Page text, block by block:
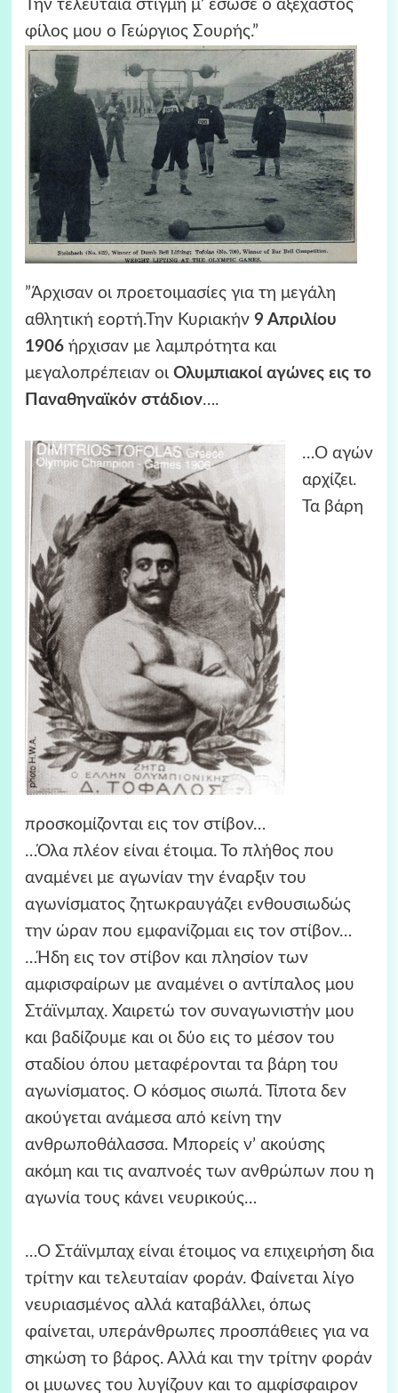
Την τελευταία στιγμή μ’ έσωσε ο αξέχαστος
φίλος μου ο Γεώργιος Σουρής.”
”Άρχισαν οι προετοιμασίες για τη μεγάλη
αθλητική εορτή.Την Κυριακήν 9 Απριλίου
1906ήρχισαν με λαμπρότητα και
μεγαλοπρέπειαν οι Ολυμπιακοί αγώνες εις το
Παναθηναϊκόν στάδιον….
…Ο αγών
αρχίζει.
Τα βάρη
προσκομίζονται εις τον στίβον…
…Όλα πλέον είναι έτοιμα. Το πλήθος που
αναμένει με αγωνίαν την έναρξιν του
αγωνίσματος ζητωκραυγάζει ενθουσιωδώς
την ώραν που εμφανίζομαι εις τον στίβον…
…Ήδη εις τον στίβον και πλησίον των
αμφισφαίρων με αναμένει ο αντίπαλος μου
Στάϊνμπαχ. Χαιρετώ τον συναγωνιστήν μου
και βαδίζουμε και οι δύο εις το μέσον του
σταδίου όπου μεταφέρονται τα βάρη του
αγωνίσματος. Ο κόσμος σιωπά. Τίποτα δεν
ακούγεται ανάμεσα από κείνη την
ανθρωποθάλασσα. Μπορείς ν’ ακούσης
ακόμη και τις αναπνοές των ανθρώπων που η
αγωνία τους κάνει νευρικούς…
…Ο Στάϊνμπαχ είναι έτοιμος να επιχειρήση δια
τρίτην και τελευταίαν φοράν. Φαίνεται λίγο
νευριασμένος αλλά καταβάλλει, όπως
φαίνεται, υπεράνθρωπες προσπάθειες για να
σηκώση το βάρος. Αλλά και την τρίτην φοράν
οι μυωνες του λυγίζουν και το αμφίσφαιρον